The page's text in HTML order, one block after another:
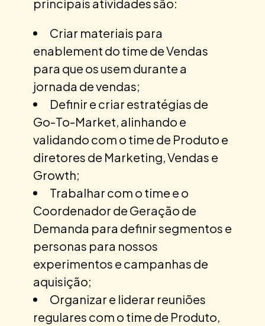
principais atividades são:
Criar materiais para
enablement do time de Vendas
para que os usem durante a
jornada de vendas;
Definir e criar estratégias de
Go-To-Market, alinhando e
validando com o time de Produto e
diretores de Marketing, Vendas e
Growth;
Trabalhar com o time e o
Coordenador de Geração de
Demanda para definir segmentos e
personas para nossos
experimentos e campanhas de
aquisição;
Organizar e liderar reuniões
regulares com o time de Produto,